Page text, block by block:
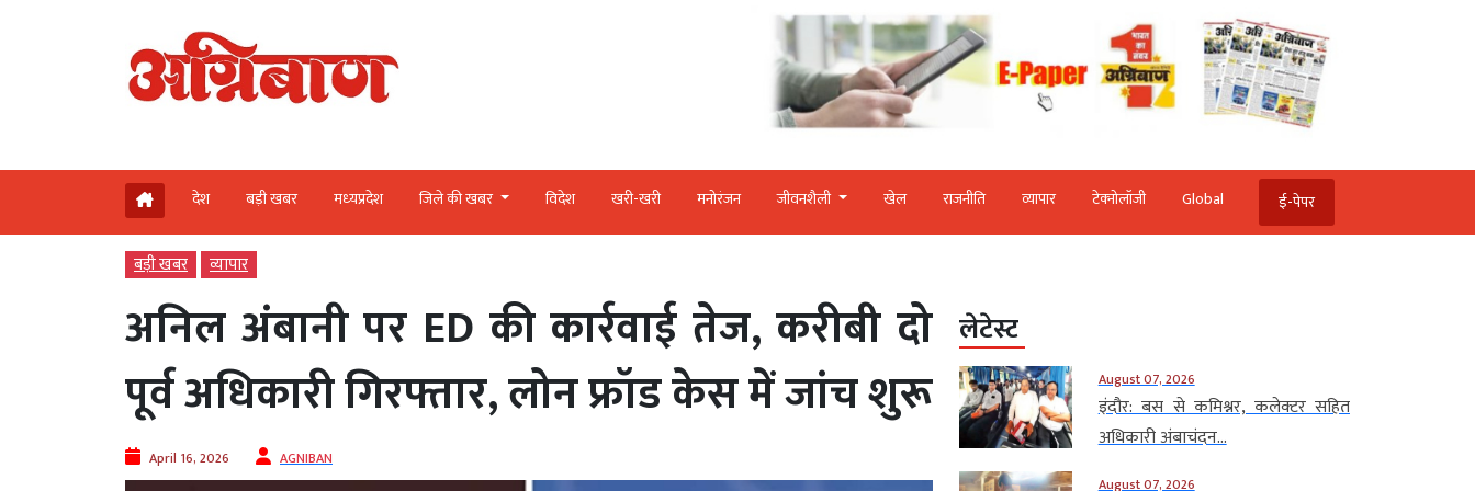
देश बड़ी खबर मध्‍यप्रदेश जिले की खबर विदेश खरी-खरी मनोरंजन जीवनशैली खेल राजनीति व्‍यापार टेक्‍नोलॉजी Global ई-पेपर
बड़ी खबर व्‍यापार
अनिल अंबानी पर ED की कार्रवाई तेज, करीबी दो
पूर्व अधिकारी गिरफ्तार, लोन फ्रॉड केस में जांच शुरू
April 16, 2026 AGNIBAN
लेटेस्ट
August 07, 2026
इंदौर: बस से कमिश्नर, कलेक्टर सहित
अधिकारी अंबाचंदन...
August 07, 2026